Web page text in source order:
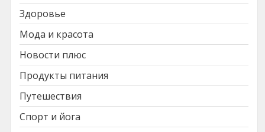
Здоровье
Мода и красота
Новости плюс
Продукты питания
Путешествия
Спорт и йога